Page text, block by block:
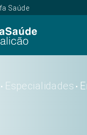
Saúde
• Especialidades •